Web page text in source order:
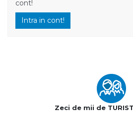
cont!
Intra in cont!
Zeci de mii de